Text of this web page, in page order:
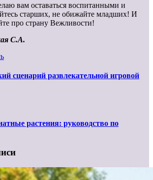
вам оставаться воспитанными и
старших, не обижайте младших! И
про страну Вежливости!
С.А.
сценарий развлекательной игровой
растения: руководство по